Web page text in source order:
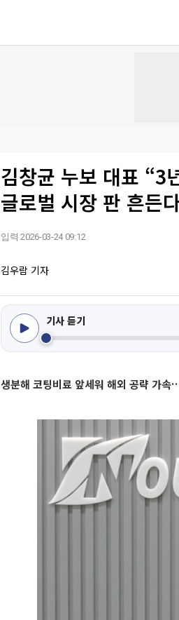
김창균 누보 대표
글로벌 시장 판 흔든
입력 2026-03-24 09:12
김우람 기자
기사 듣기
생분해 코팅비료 앞세워 해외 공략 가